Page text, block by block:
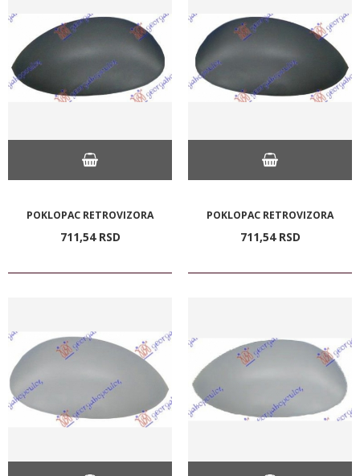
POKLOPAC RETROVIZORA
711,54 RSD
POKLOPAC RETROVIZORA
711,54 RSD